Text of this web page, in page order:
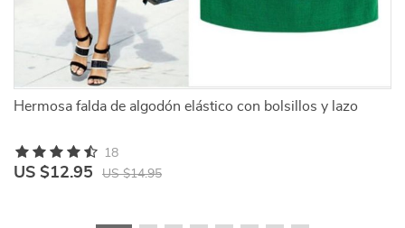
Hermosa falda de algodón elástico con bolsillos y lazo
US $12.95 US $14.95
18